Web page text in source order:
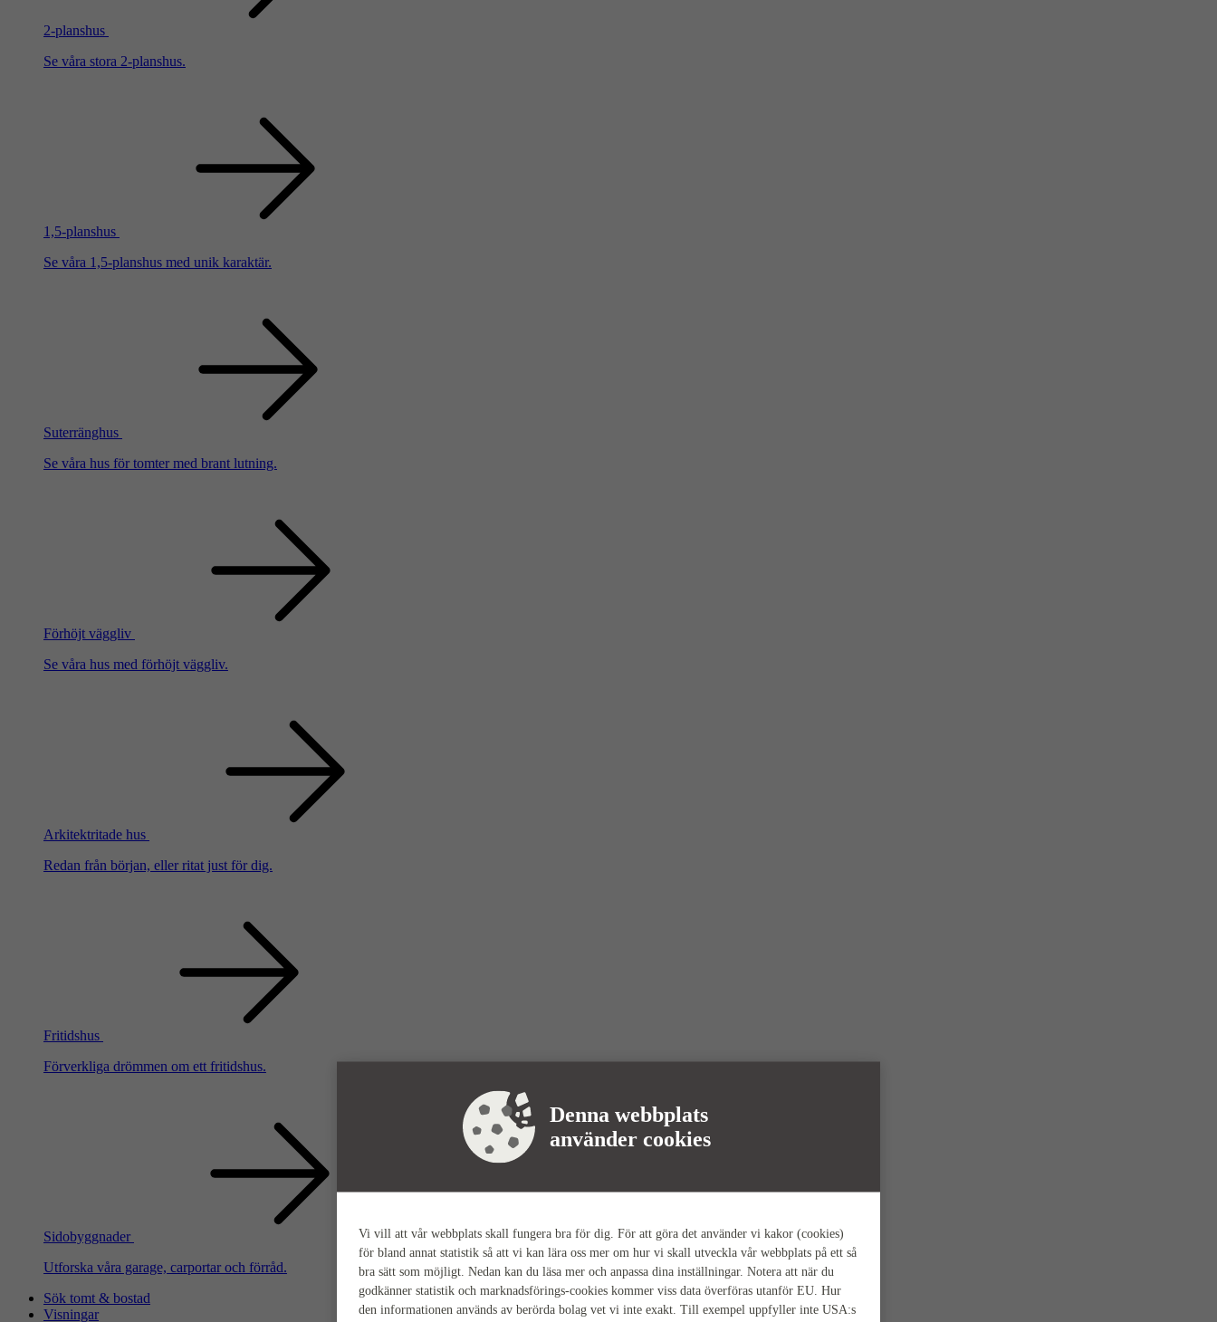
Denna webbplats
använder cookies
Vi vill att vår webbplats skall fungera bra för dig. För att göra det använder vi kakor (cookies)
för bland annat statistik så att vi kan lära oss mer om hur vi skall utveckla vår webbplats på ett så
bra sätt som möjligt. Nedan kan du läsa mer och anpassa dina inställningar. Notera att när du
godkänner statistik och marknadsförings-cookies kommer viss data överföras utanför EU. Hur
den informationen används av berörda bolag vet vi inte exakt. Till exempel uppfyller inte USA:s
2-planshus
Se våra stora 2-planshus.
1,5-planshus
Se våra 1,5-planshus med unik karaktär.
Suterränghus
Se våra hus för tomter med brant lutning.
Förhöjt väggliv
Se våra hus med förhöjt väggliv.
Arkitektritade hus
Redan från början, eller ritat just för dig.
Fritidshus
Förverkliga drömmen om ett fritidshus.
Sidobyggnader
Utforska våra garage, carportar och förråd.
Sök tomt & bostad
Visningar